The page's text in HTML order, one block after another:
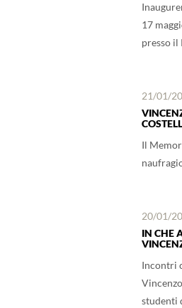
17
presso il
21/01/
Il
20/01/
IN CHE
Incontri
studenti